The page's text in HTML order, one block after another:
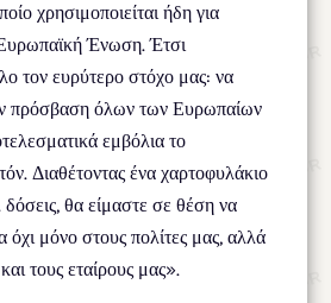
χρησιμοποιείται ήδη για
Ένωση. Έτσι
τον ευρύτερο στόχο μας: να
πρόσβαση όλων των Ευρωπαίων
εμβόλια το
Διαθέτοντας ένα χαρτοφυλάκιο
θα είμαστε σε θέση να
όχι μόνο στους πολίτες μας, αλλά
τους εταίρους μας».